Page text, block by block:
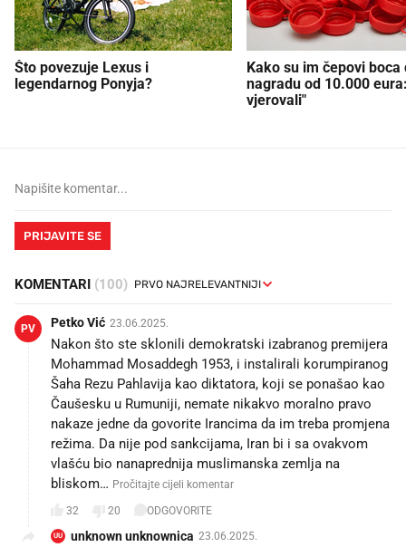
Što povezuje Lexus i
legendarnog Ponyja?
Kako su im čepovi boca
nagradu od 10.000
vjerovali"
PRIJAVITE SE
KOMENTARI (100)
PV Petko Vić 23.06.2025.
Nakon što ste sklonili demokratski izabranog premijera
Mohammad Mosaddegh 1953, i instalirali korumpiranog
Šaha Rezu Pahlavija kao diktatora, koji se ponašao kao
Čaušesku u Rumuniji, nemate nikakvo moralno pravo
nakaze jedne da govorite Irancima da im treba promjena
režima. Da nije pod sankcijama, Iran bi i sa ovakvom
vlašću bio nanaprednija muslimanska zemlja na
bliskom… Pročitajte cijeli komentar
32 20 ODGOVORITE
UU unknown unknownica 23.06.2025.